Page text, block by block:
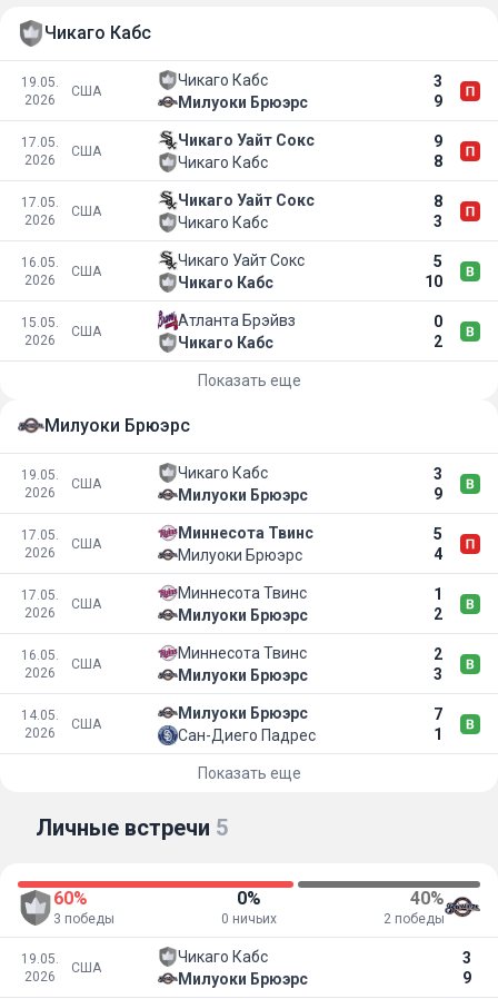
Чикаго Кабс
19.05.
2026
США
Чикаго Кабс
3
9
Милуоки Брюэрс
17.05.
2026
США
Чикаго Уайт Сокс
9
8
Чикаго Кабс
17.05.
2026
США
Чикаго Уайт Сокс
8
3
Чикаго Кабс
16.05.
2026
США
Чикаго Уайт Сокс
5
10
Чикаго Кабс
15.05.
2026
США
Атланта Брэйвз
0
2
Чикаго Кабс
Показать еще
Милуоки Брюэрс
19.05.
2026
США
Чикаго Кабс
3
9
Милуоки Брюэрс
17.05.
2026
США
Миннесота Твинс
5
4
Милуоки Брюэрс
17.05.
2026
США
Миннесота Твинс
1
2
Милуоки Брюэрс
16.05.
2026
США
Миннесота Твинс
2
3
Милуоки Брюэрс
14.05.
2026
США
Милуоки Брюэрс
7
1
Сан-Диего Падрес
Показать еще
Личные встречи 5
60%
3 победы
0%
0 ничьих
40%
2 победы
19.05.
2026
США
Чикаго Кабс
3
9
Милуоки Брюэрс